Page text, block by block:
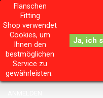
Flanschen
Fitting
Shop verwendet
Cookies, um
Ihnen den
bestmöglichen
Service zu
gewährleisten.